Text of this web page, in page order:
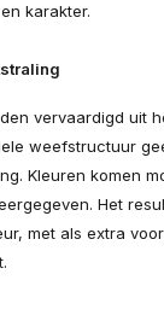
karakter.
vervaardigd uit
weefstructuur
Kleuren komen
Het
met als extra